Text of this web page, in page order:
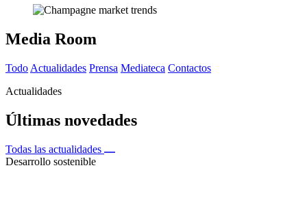
Media Room
Todo Actualidades Prensa Mediateca Contactos
Actualidades
Últimas novedades
Todas las actualidades
Desarrollo sostenible